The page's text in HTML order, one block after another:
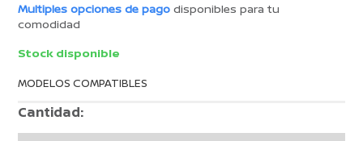
Multiples opciones de pagodisponibles para tu
comodidad
Stock disponible
MODELOS COMPATIBLES
Cantidad: